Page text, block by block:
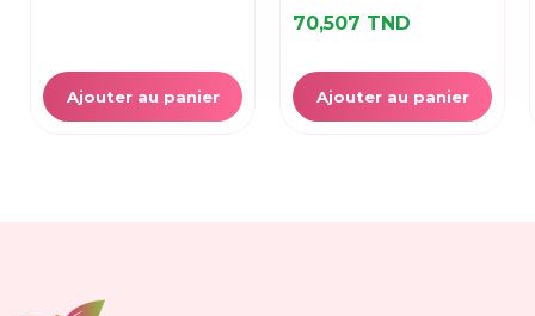
Ajouter au panier
70,507 TND
Ajouter au panier